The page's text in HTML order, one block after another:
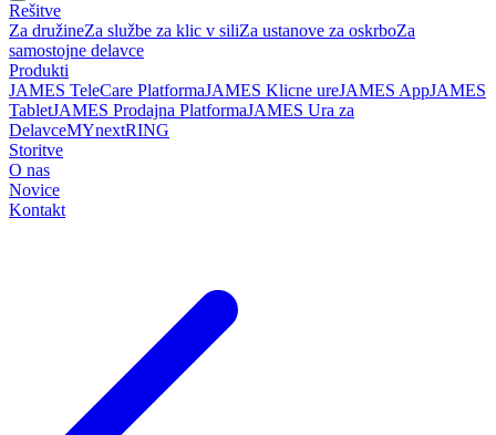
Rešitve
Za družineZa službe za klic v siliZa ustanove za oskrboZa
samostojne delavce
Produkti
JAMES TeleCare PlatformaJAMES Klicne ureJAMES AppJAMES
TabletJAMES Prodajna PlatformaJAMES Ura za
DelavceMYnextRING
Storitve
O nas
Novice
Kontakt